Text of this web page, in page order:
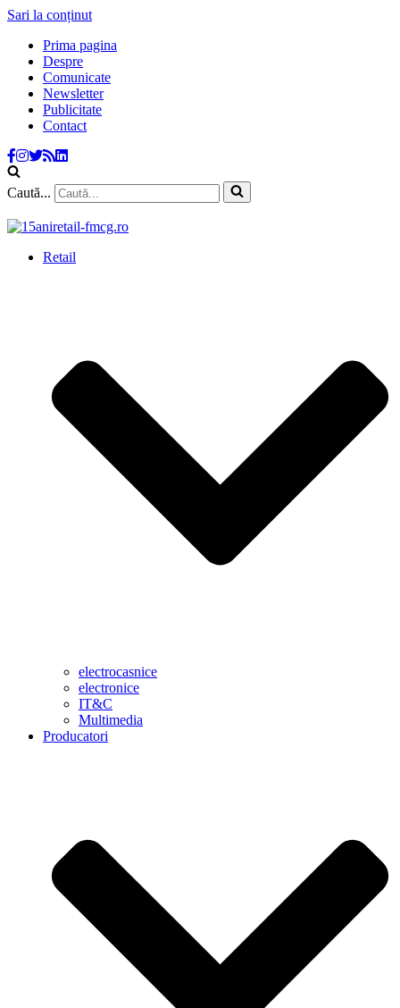
Sari la conținut
Prima pagina
Despre
Comunicate
Newsletter
Publicitate
Contact
Caută...
Retail
electrocasnice
electronice
IT&C
Multimedia
Producatori